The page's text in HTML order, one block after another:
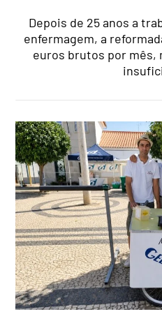
Depois de 25 anos a
enfermagem, a
euros brutos por mês,